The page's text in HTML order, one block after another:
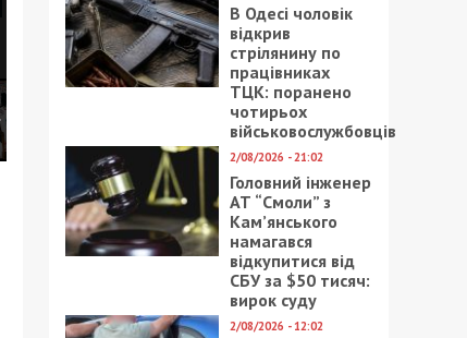
В Одесі чоловік
відкрив
стрілянину по
працівниках
ТЦК: поранено
чотирьох
військовослужбовців
2/08/2026 - 21:02
Головний інженер
АТ “Смоли” з
Кам’янського
намагався
відкупитися від
СБУ за $50 тисяч:
вирок суду
2/08/2026 - 12:02